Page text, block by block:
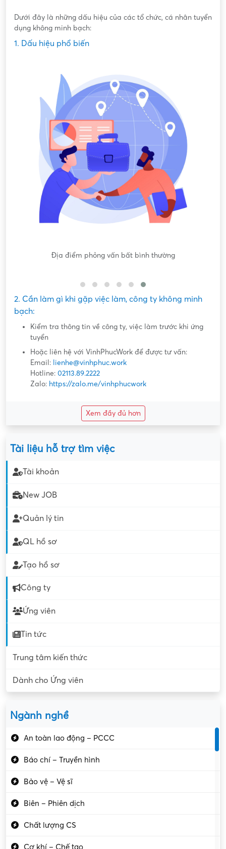
Dưới đây là những dấu hiệu của các tổ chức, cá nhân tuyển
dụng không minh bạch:
1. Dấu hiệu phổ biến
Địa điểm phỏng vấn bất bình thường
2. Cần làm gì khi gặp việc làm, công ty không minh
bạch:
Kiểm tra thông tin về công ty, việc làm trước khi ứng
tuyển
Hoặc liên hệ với VinhPhucWork để được tư vấn:
Email: lienhe@vinhphuc.work
Hotline: 02113.89.2222
Zalo: https://zalo.me/vinhphucwork
Xem đầy đủ hơn
Tài liệu hỗ trợ tìm việc
Tài khoản
New JOB
Quản lý tin
QL hồ sơ
Tạo hồ sơ
Công ty
Ứng viên
Tin tức
Trung tâm kiến thức
Dành cho Ứng viên
Ngành nghề
An toàn lao động – PCCC
Báo chí – Truyền hình
Bảo vệ – Vệ sĩ
Biên – Phiên dịch
Chất lượng CS
Cơ khí – Chế tạo